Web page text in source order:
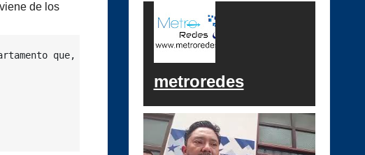
de los
que, pese a ser el mayor productor de agua del país,
metroredes